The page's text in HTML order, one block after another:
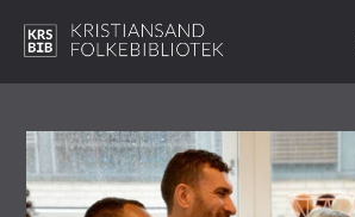
Søk i våre databaser
hovedinnhold